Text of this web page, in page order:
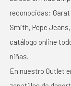
reconocidas:
Smith, Pepe
catálogo online
niñas.
En nuestro Outlet